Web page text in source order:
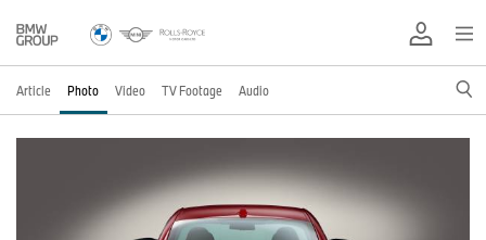
Article Photo Video TV Footage Audio